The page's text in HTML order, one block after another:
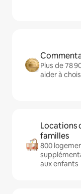
Plus de 78
aider à
Locations
familles
800
aux enfants